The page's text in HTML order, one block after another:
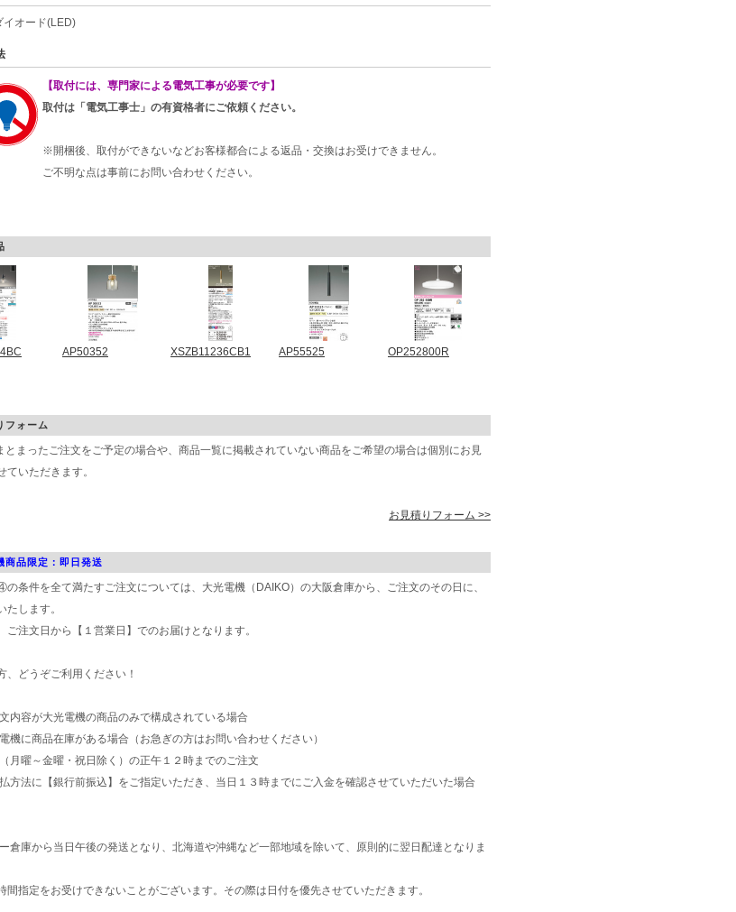
イオード(LED)
【取付には、専門家による電気工事が必要です】
取付は「電気工事士」の有資格者にご依頼ください。
※開梱後、取付ができないなどお客様都合による返品・交換はお受けできません。
ご不明な点は事前にお問い合わせください。
AP50352 XSZB11236CB1 AP55525 OP252800R
フォーム
とまったご注文をご予定の場合や、商品一覧に掲載されていない商品をご希望の場合は個別にお見
ていただきます。
お見積りフォーム >>
商品限定：即日発送
条件を全て満たすご注文については、大光電機（DAIKO）の大阪倉庫から、ご注文のその日に、
たします。
ご注文日から【１営業日】でのお届けとなります。
、どうぞご利用ください！
容が大光電機の商品のみで構成されている場合
に商品在庫がある場合（お急ぎの方はお問い合わせください）
曜～金曜・祝日除く）の正午１２時までのご注文
法に【銀行前振込】をご指定いただき、当日１３時までにご入金を確認させていただいた場合
倉庫から当日午後の発送となり、北海道や沖縄など一部地域を除いて、原則的に翌日配達となりま
間指定をお受けできないことがございます。その際は日付を優先させていただきます。